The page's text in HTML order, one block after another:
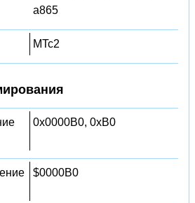
a865
MTc2
0x0000B0, 0xB0
$0000B0